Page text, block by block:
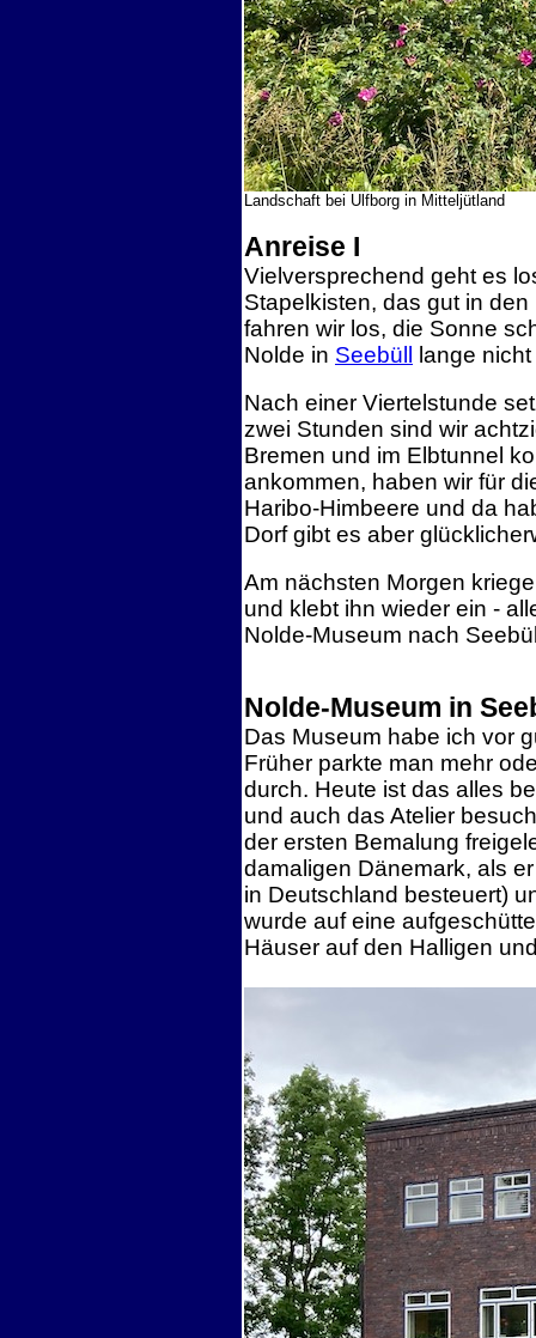
Landschaft bei Ulfborg in Mitteljütland
Anreise I
Vielversprechend geht es
Stapelkisten, das gut in
fahren wir los, die Sonne
Nolde in Seebüll
lange
Nach einer Viertelstunde
zwei Stunden sind wir
Bremen und im Elbtunnel
ankommen, haben wir für
Haribo-Himbeere und da
Dorf gibt es aber
Am nächsten Morgen
und klebt ihn wieder ein -
Nolde-Museum nach
Nolde-Museum in
Das Museum habe ich vor
Früher parkte man mehr
durch. Heute ist das alles
und auch das Atelier
der ersten Bemalung
damaligen Dänemark, als
in Deutschland besteuert)
wurde auf eine
Häuser auf den Halligen